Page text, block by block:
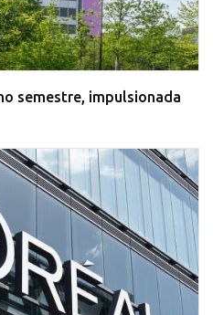
semestre, impulsionada